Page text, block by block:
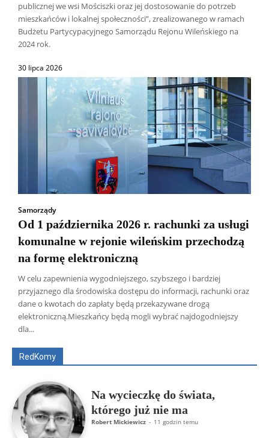
publicznej we wsi Mościszki oraz jej dostosowanie do potrzeb
mieszkańców i lokalnej społeczności”, zrealizowanego w ramach
Budżetu Partycypacyjnego Samorządu Rejonu Wileńskiego na
2024 rok.
30 lipca 2026
Samorządy
Od 1 października 2026 r. rachunki za usługi
komunalne w rejonie wileńskim przechodzą
na formę elektroniczną
W celu zapewnienia wygodniejszego, szybszego i bardziej
przyjaznego dla środowiska dostępu do informacji, rachunki oraz
dane o kwotach do zapłaty będą przekazywane drogą
elektroniczną.Mieszkańcy będą mogli wybrać najdogodniejszy
dla...
RedKomy
Wszyscy Aleksander Borowik
Antoni Radczenko
Artur Płokszto
Grzegorz Górny
Na wycieczkę do świata,
którego już nie ma
Robert Mickiewicz - 11 godzin temu